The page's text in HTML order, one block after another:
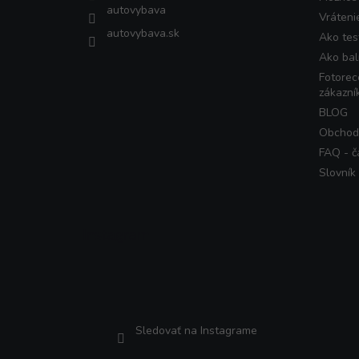
autovybava
autovybava.sk
Ako
Ako
BLOG
FAQ -
Slovník
Sledovať na Instagrame